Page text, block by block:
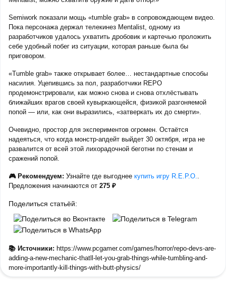
Semiwork показали мощь «tumble grab» в сопровождающем видео.
Пока персонажа держал телекинез Mentalist, одному из
разработчиков удалось ухватить дробовик и картечью проложить
себе удобный побег из ситуации, которая раньше была бы
приговором.
«Tumble grab» также открывает более… нестандартные способы
насилия. Уцепившись за пол, разработчики REPO
продемонстрировали, как можно снова и снова отхлёстывать
ближайших врагов своей кувыркающейся, физикой разгоняемой
попой — или, как они выразились, «затверкать их до смерти».
Очевидно, простор для экспериментов огромен. Остаётся
надеяться, что когда монстр-апдейт выйдет 30 октября, игра не
развалится от всей этой лихорадочной беготни по стенам и
сражений попой.
🎮 Рекомендуем: Узнайте где выгоднее купить игру R.E.P.O..
Предложения начинаются от 275 ₽
Поделиться статьёй:
📚 Источники: https://www.pcgamer.com/games/horror/repo-devs-are-
adding-a-new-mechanic-thatll-let-you-grab-things-while-tumbling-and-
more-importantly-kill-things-with-butt-physics/